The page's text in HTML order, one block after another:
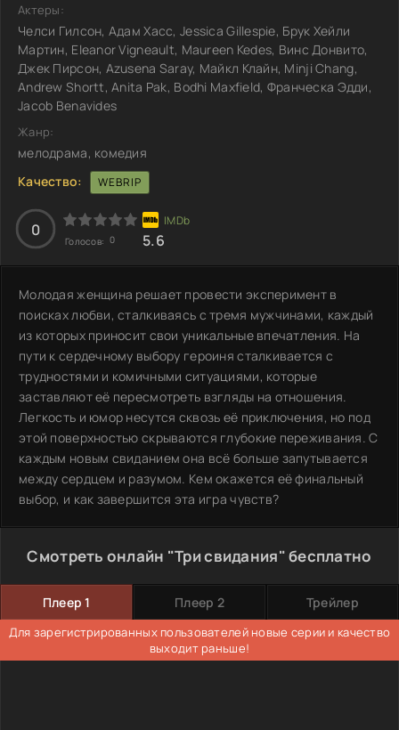
Актеры:
Челси Гилсон, Адам Хасс, Jessica Gillespie, Брук Хейли
Мартин, Eleanor Vigneault, Maureen Kedes, Винс Донвито,
Джек Пирсон, Azusena Saray, Майкл Клайн, Minji Chang,
Andrew Shortt, Anita Pak, Bodhi Maxfield, Франческа Эдди,
Jacob Benavides
Жанр:
мелодрама, комедия
Качество:
WEBRIP
0
Голосов: 0 5.6
Молодая женщина решает провести эксперимент в
поисках любви, сталкиваясь с тремя мужчинами, каждый
из которых приносит свои уникальные впечатления. На
пути к сердечному выбору героиня сталкивается с
трудностями и комичными ситуациями, которые
заставляют её пересмотреть взгляды на отношения.
Легкость и юмор несутся сквозь её приключения, но под
этой поверхностью скрываются глубокие переживания. С
каждым новым свиданием она всё больше запутывается
между сердцем и разумом. Кем окажется её финальный
выбор, и как завершится эта игра чувств?
Смотреть онлайн "Три свидания" бесплатно
Плеер 1 Плеер 2 Трейлер
Для зарегистрированных пользователей новые серии и качество
выходит раньше!